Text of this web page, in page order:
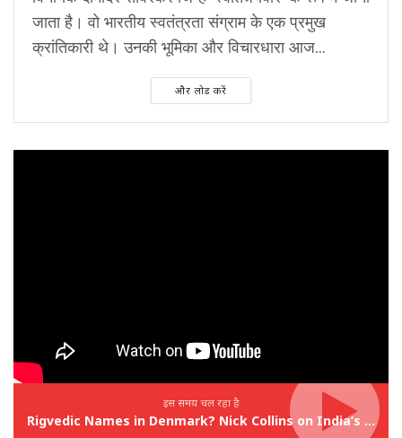
जाता है। वो भारतीय स्वतंत्रता संग्राम के एक प्रमुख
क्रांतिकारी थे। उनकी भूमिका और विचारधारा आज...
और लोड करें
इस समय चल रहा है
Rigvedic Names in Denmark? Nick Collins on India’s Forgotten Links With Europe